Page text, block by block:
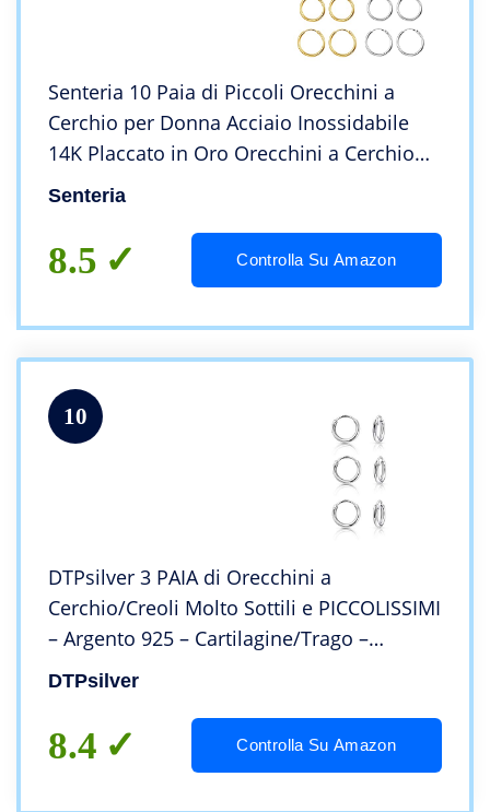
Senteria 10 Paia di Piccoli Orecchini a
Cerchio per Donna Acciaio Inossidabile
14K Placcato in Oro Orecchini a Cerchio
Ipoallergenici Set di Orecchini a Cerchio
Senteria
8.5 Controlla Su Amazon
10
DTPsilver 3 PAIA di Orecchini a
Cerchio/Creoli Molto Sottili e PICCOLISSIMI
– Argento 925 – Cartilagine/Trago –
Spessore 1.2 mm, Diametro Esterno 8 mm
DTPsilver
8.4 Controlla Su Amazon